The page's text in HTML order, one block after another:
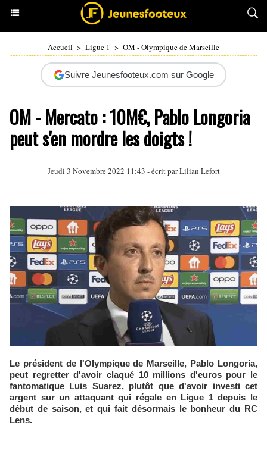
Accueil > Ligue 1 > OM - Olympique de Marseille
Suivre Jeunesfooteux.com sur Google
OM - Mercato : 10M€, Pablo Longoria
peut s'en mordre les doigts !
Jeudi 3 Novembre 2022 11:43 - écrit parLilian Lefort
Le président de l'Olympique de Marseille, Pablo Longoria,
peut regretter d'avoir claqué 10 millions d'euros pour le
fantomatique Luis Suarez, plutôt que d'avoir investi cet
argent sur un attaquant qui régale en Ligue 1 depuis le
début de saison, et qui fait désormais le bonheur du RC
Lens.